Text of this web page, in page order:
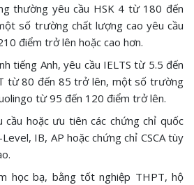
thường yêu cầu HSK 4 từ 180 đến
số trường chất lượng cao yêu cầu
điểm trở lên hoặc cao hơn.
tiếng Anh, yêu cầu IELTS từ 5.5 đến
từ 80 đến 85 trở lên, một số trường
từ 95 đến 120 điểm trở lên.
hoặc ưu tiên các chứng chỉ quốc
IB, AP hoặc chứng chỉ CSCA tùy
học bạ, bằng tốt nghiệp THPT, hộ